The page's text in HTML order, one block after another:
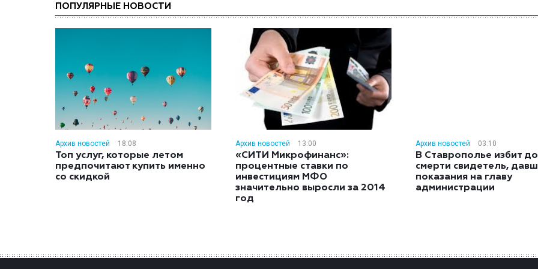
ПОПУЛЯРНЫЕ НОВОСТИ
Архив новостей 18:08
Топ услуг, которые летом
предпочитают купить именно
со скидкой
Архив новостей 13:00
«СИТИ Микрофинанс»:
процентные ставки по
инвестициям МФО
значительно выросли за 2014
год
Архив новостей 03:10
В Ставрополье избит до
смерти свидетель,
показания на главу
администрации